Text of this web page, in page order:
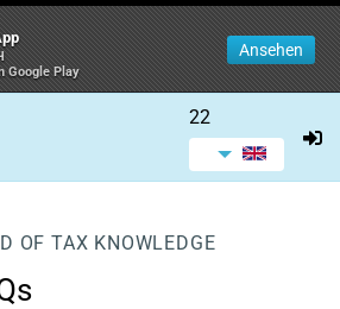
Google Play
Ansehen
22
OF TAX KNOWLEDGE